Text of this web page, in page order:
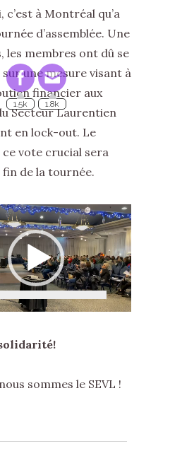
c’est à Montréal qu’a
d’assemblée. Une
les membres ont dû se
une mesure visant à
financier aux
Secteur Laurentien
en lock-out. Le
vote crucial sera
fin de la tournée.
sommes le SEVL !
1.5k 1.8k